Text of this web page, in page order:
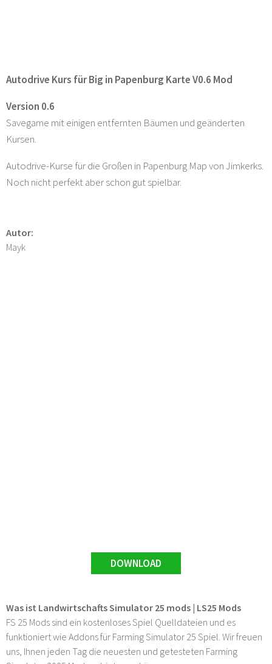
Autodrive Kurs für Big in Papenburg Karte V0.6 Mod
Version 0.6
Savegame mit einigen entfernten Bäumen und geänderten
Kursen.
Autodrive-Kurse für die Großen in Papenburg Map von Jimkerks.
Noch nicht perfekt aber schon gut spielbar.
Autor:
Mayk
DOWNLOAD
Was ist Landwirtschafts Simulator 25 mods | LS25 Mods
FS 25 Mods sind ein kostenloses Spiel Quelldateien und es
funktioniert wie Addons für Farming Simulator 25 Spiel. Wir freuen
uns, Ihnen jeden Tag die neuesten und getesteten Farming